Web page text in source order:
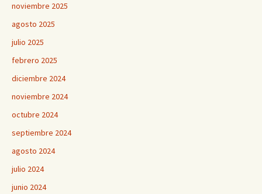
noviembre 2025
agosto 2025
julio 2025
febrero 2025
diciembre 2024
noviembre 2024
octubre 2024
septiembre 2024
agosto 2024
julio 2024
junio 2024